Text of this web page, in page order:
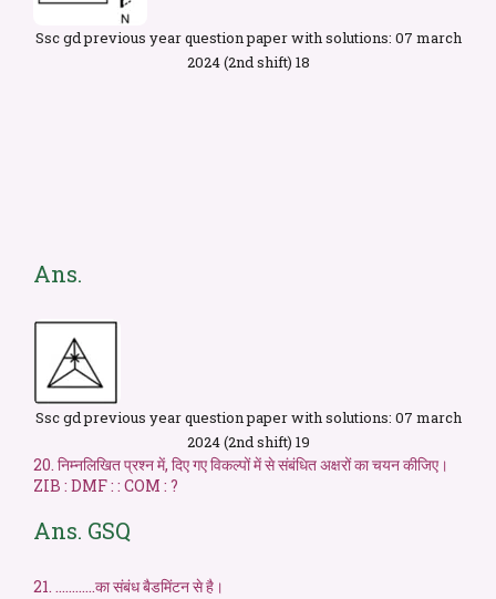
Ssc gd previous year question paper with solutions: 07 march
2024 (2nd shift) 18
Ans.
Ssc gd previous year question paper with solutions: 07 march
2024 (2nd shift) 19
20. निम्नलिखित प्रश्न में, दिए गए विकल्पों में से संबंधित अक्षरों का चयन कीजिए।
ZIB : DMF : : COM : ?
Ans. GSQ
21. …………का संबंध बैडमिंटन से है।